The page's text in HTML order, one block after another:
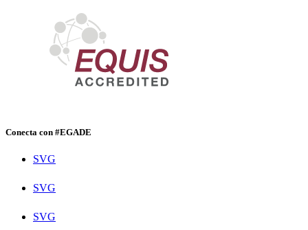
Conecta con #EGADE
SVG
SVG
SVG